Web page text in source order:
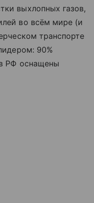
выхлопных газов,
во всём мире (и
транспорте
90%
РФ оснащены